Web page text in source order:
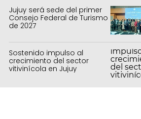
Jujuy será sede del primer
Consejo Federal de Turismo
de 2027
Sostenido impulso al
crecimiento del sector
vitivinícola en Jujuy